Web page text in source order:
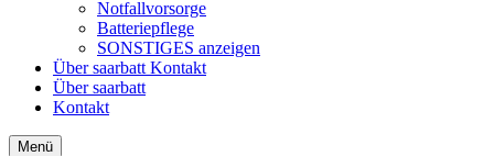
Notfallvorsorge
Batteriepflege
SONSTIGES anzeigen
Über saarbatt Kontakt
Über saarbatt
Kontakt
Menü